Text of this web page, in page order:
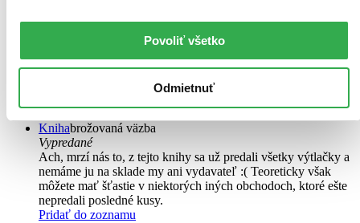
Povoliť všetko
Odmietnuť
Tréning pamäti (nielen) pre seniorov 2 je voľným pokračovaním
mimoriadne úspešného projektu vydavateľstva Petit Press. Zošit na
36 stranách prináša množstvo zaujímavých úloh, ktoré podporujú
Knihabrožovaná väzba
Vypredané
Ach, mrzí nás to, z tejto knihy sa už predali všetky výtlačky a
nemáme ju na sklade my ani vydavateľ :( Teoreticky však
môžete mať šťastie v niektorých iných obchodoch, ktoré ešte
nepredali posledné kusy.
Pridať do zoznamu